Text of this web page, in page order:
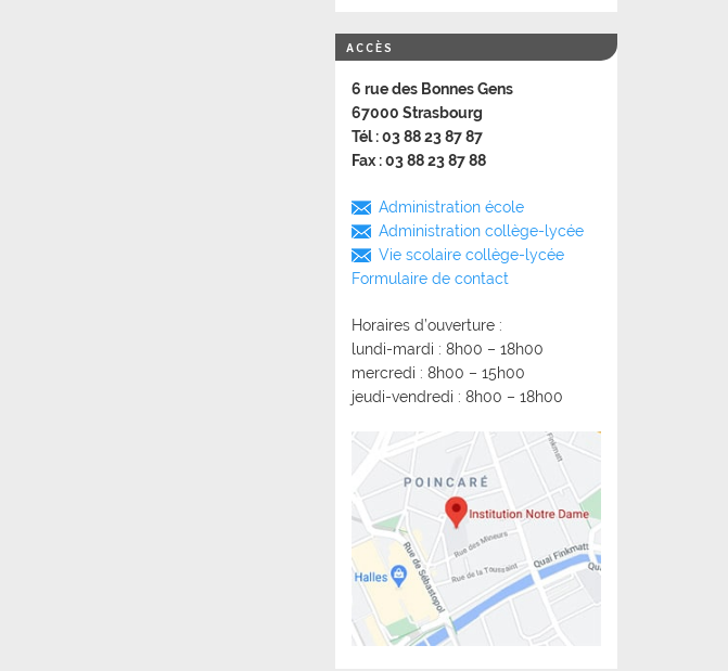
ACCÈS
6 rue des Bonnes Gens
67000 Strasbourg
Tél : 03 88 23 87 87
Fax : 03 88 23 87 88
Administration école
Administration collège-lycée
Vie scolaire collège-lycée
Formulaire de contact
Horaires d’ouverture :
lundi-mardi : 8h00 – 18h00
mercredi : 8h00 – 15h00
jeudi-vendredi : 8h00 – 18h00